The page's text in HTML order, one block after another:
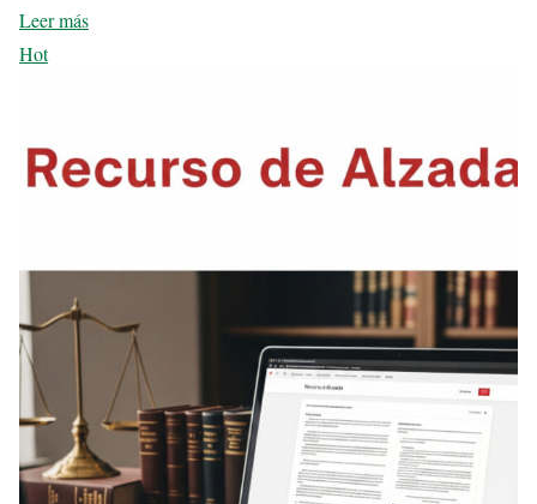
Leer más
Hot